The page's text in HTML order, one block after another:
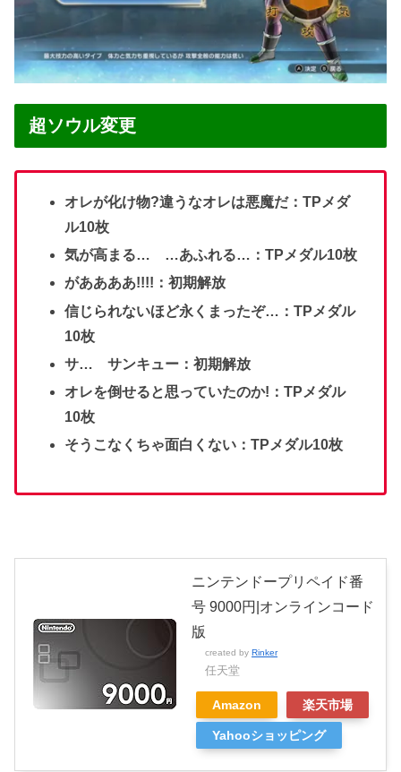
超ソウル変更
オレが化け物?違うなオレは悪魔だ：TPメダ
ル10枚
気が高まる… …あふれる…：TPメダル10枚
がああああ!!!!：初期解放
信じられないほど永くまったぞ…：TPメダル
10枚
サ… サンキュー：初期解放
オレを倒せると思っていたのか!：TPメダル
10枚
そうこなくちゃ面白くない：TPメダル10枚
ニンテンドープリペイド番
号 9000円|オンラインコード
版
created by Rinker
任天堂
Amazon 楽天市場
Yahooショッピング